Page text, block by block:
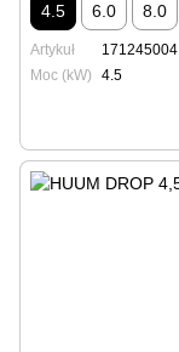
4.5 6.0 8.0
Artykuł
171245004
Moc (kW)
4.5